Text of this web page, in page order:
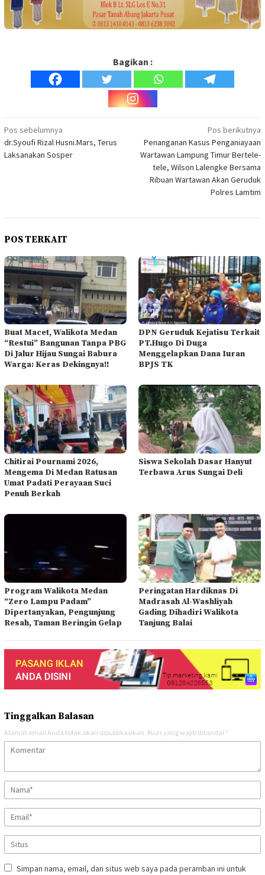
Bagikan :
Navigasi
pos
Pos sebelumnya
dr.Syoufi Rizal Husni.Mars, Terus
Laksanakan Sosper
Pos berikutnya
Penanganan Kasus Penganiayaan
Wartawan Lampung Timur Bertele-
tele, Wilson Lalengke Bersama
Ribuan Wartawan Akan Geruduk
Polres Lamtim
POS TERKAIT
Buat Macet, Walikota Medan
“Restui” Bangunan Tanpa PBG
Di Jalur Hijau Sungai Babura
Warga: Keras Dekingnya!!
DPN Geruduk Kejatisu Terkait
PT.Hugo Di Duga
Menggelapkan Dana Iuran
BPJS TK
Chitirai Pournami 2026,
Mengema Di Medan Ratusan
Umat Padati Perayaan Suci
Penuh Berkah
Siswa Sekolah Dasar Hanyut
Terbawa Arus Sungai Deli
Program Walikota Medan
“Zero Lampu Padam”
Dipertanyakan, Pengunjung
Resah, Taman Beringin Gelap
Peringatan Hardiknas Di
Madrasah Al-Washliyah
Gading Dihadiri Walikota
Tanjung Balai
Tinggalkan Balasan
Alamat email Anda tidak akan dipublikasikan. Ruas yang wajib ditandai *
Simpan nama, email, dan situs web saya pada peramban ini untuk